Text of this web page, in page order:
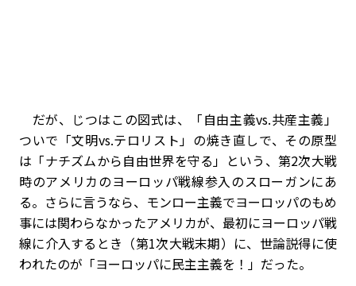
だが、じつはこの図式は、「自由主義vs.共産主義」
ついで「文明vs.テロリスト」の焼き直しで、その原型
は「ナチズムから自由世界を守る」という、第2次大戦
時のアメリカのヨーロッパ戦線参入のスローガンにあ
る。さらに言うなら、モンロー主義でヨーロッパのもめ
事には関わらなかったアメリカが、最初にヨーロッパ戦
線に介入するとき（第1次大戦末期）に、世論説得に使
われたのが「ヨーロッパに民主主義を！」だった。